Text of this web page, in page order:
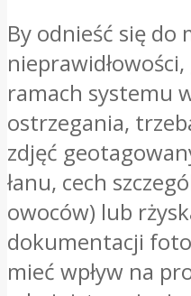
By odnieść się do
ramach systemu
ostrzegania,
zdjęć
łanu, cech
owoców) lub
dokumentacji
mieć wpływ na